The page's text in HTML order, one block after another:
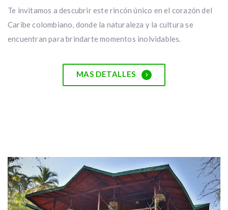
Te invitamos a descubrir este rincón único en el corazón del
Caribe colombiano, donde la naturaleza y la cultura se
encuentran para brindarte momentos inolvidables.
MAS DETALLES